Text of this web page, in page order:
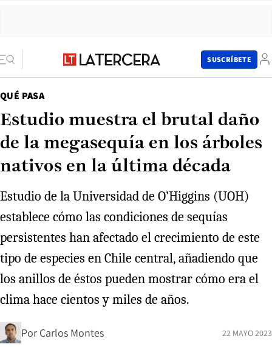
SUSCRÍBETE
QUÉ PASA
Estudio muestra el brutal daño
de la megasequía en los árboles
nativos en la última década
Estudio de la Universidad de O’Higgins (UOH)
establece cómo las condiciones de sequías
persistentes han afectado el crecimiento de este
tipo de especies en Chile central, añadiendo que
los anillos de éstos pueden mostrar cómo era el
clima hace cientos y miles de años.
Por Carlos Montes 22 MAYO 2023